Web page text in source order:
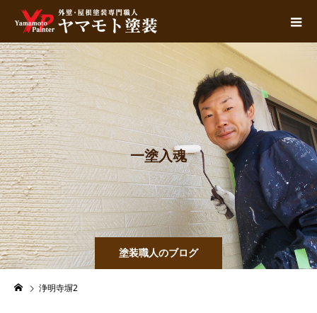
塗装職人のブログ
一塗入魂
浄明寺塀2